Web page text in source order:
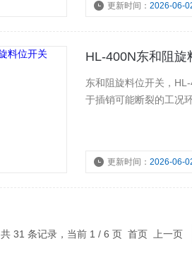
更新时间：2026-06-
HL-400N东和阻旋
东和阻旋料位开关，
于插销可能断裂的工况环
更新时间：2026-06-
共 31 条记录，当前 1 / 6 页 首页 上一页